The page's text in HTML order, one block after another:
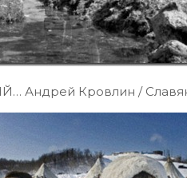
Андрей Кровлин /